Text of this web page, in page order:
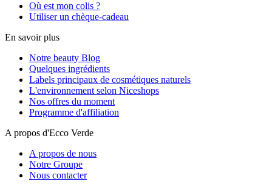
Où est mon colis ?
Utiliser un chèque-cadeau
En savoir plus
Notre beauty Blog
Quelques ingrédients
Labels principaux de cosmétiques naturels
L'environnement selon Niceshops
Nos offres du moment
Programme d'affiliation
A propos d'Ecco Verde
A propos de nous
Notre Groupe
Nous contacter